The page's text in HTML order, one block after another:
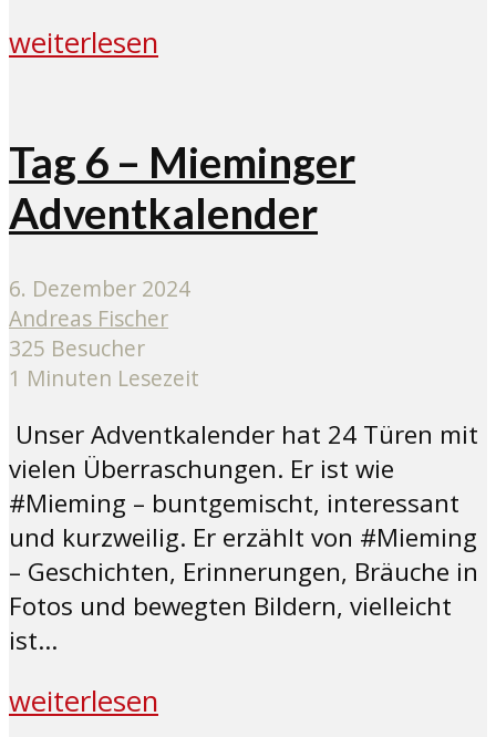
weiterlesen
Tag 6 – Mieminger
Adventkalender
6. Dezember 2024
Andreas Fischer
325 Besucher
1 Minuten Lesezeit
Unser Adventkalender hat 24 Türen mit
vielen Überraschungen. Er ist wie
#Mieming – buntgemischt, interessant
und kurzweilig. Er erzählt von #Mieming
– Geschichten, Erinnerungen, Bräuche in
Fotos und bewegten Bildern, vielleicht
ist...
weiterlesen